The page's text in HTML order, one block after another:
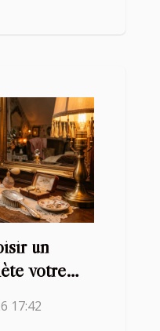
un
votre
17:42